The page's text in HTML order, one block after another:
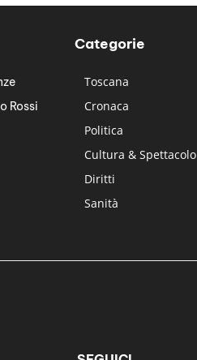
Rossi
Categorie
Toscana
Cronaca
Politica
Cultura & Spettacolo
Diritti
Sanità